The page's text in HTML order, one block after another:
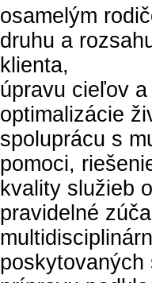
osamelým
druhu a
klienta,
úpravu cieľov
optimalizácie
spoluprácu s
pomoci,
kvality služieb
pravidelné
poskytovaných